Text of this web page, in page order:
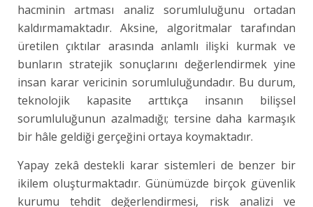
hacminin artması analiz sorumluluğunu ortadan
kaldırmamaktadır. Aksine, algoritmalar tarafından
üretilen çıktılar arasında anlamlı ilişki kurmak ve
bunların stratejik sonuçlarını değerlendirmek yine
insan karar vericinin sorumluluğundadır. Bu durum,
teknolojik kapasite arttıkça insanın bilişsel
sorumluluğunun azalmadığı; tersine daha karmaşık
bir hâle geldiği gerçeğini ortaya koymaktadır.
Yapay zekâ destekli karar sistemleri de benzer bir
ikilem oluşturmaktadır. Günümüzde birçok güvenlik
kurumu tehdit değerlendirmesi, risk analizi ve